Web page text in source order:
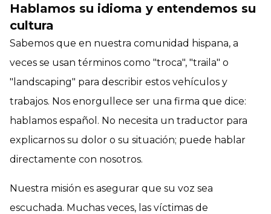
Hablamos su idioma y entendemos su
cultura
Sabemos que en nuestra comunidad hispana, a
veces se usan términos como "troca", "traila" o
"landscaping" para describir estos vehículos y
trabajos. Nos enorgullece ser una firma que dice:
hablamos español. No necesita un traductor para
explicarnos su dolor o su situación; puede hablar
directamente con nosotros.
Nuestra misión es asegurar que su voz sea
escuchada. Muchas veces, las víctimas de